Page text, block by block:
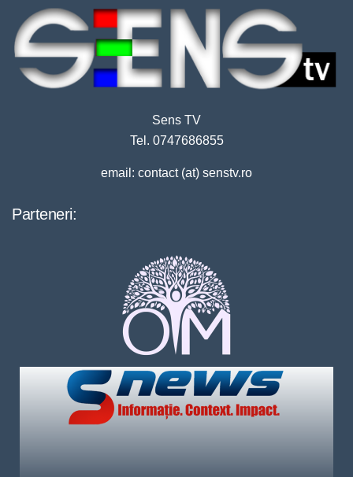
Sens TV
Tel. 0747686855
email: contact (at) senstv.ro
Parteneri: